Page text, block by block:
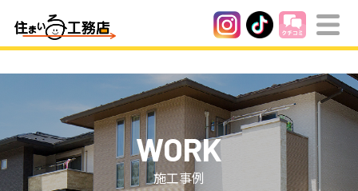
WORK
施工事例